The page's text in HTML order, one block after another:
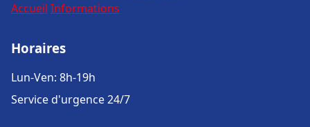
Accueil Informations
Horaires
Lun-Ven: 8h-19h
Service d'urgence 24/7